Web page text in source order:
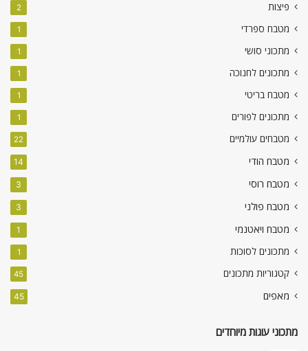
פיצות 2
מטבח ספרדי 1
מתכוני סושי 1
מתכונים לחנוכה 1
מטבח בריטי 1
מתכונים לפורים 1
מטבחים עולמיים 22
מטבח הודי 14
מטבח רוסי 3
מטבח פולני 3
מטבח ויאטנמי 1
מתכונים לסוכות 1
קטגוריות מתכונים 45
מאפים 45
מתכוני עוגות מיוחדים